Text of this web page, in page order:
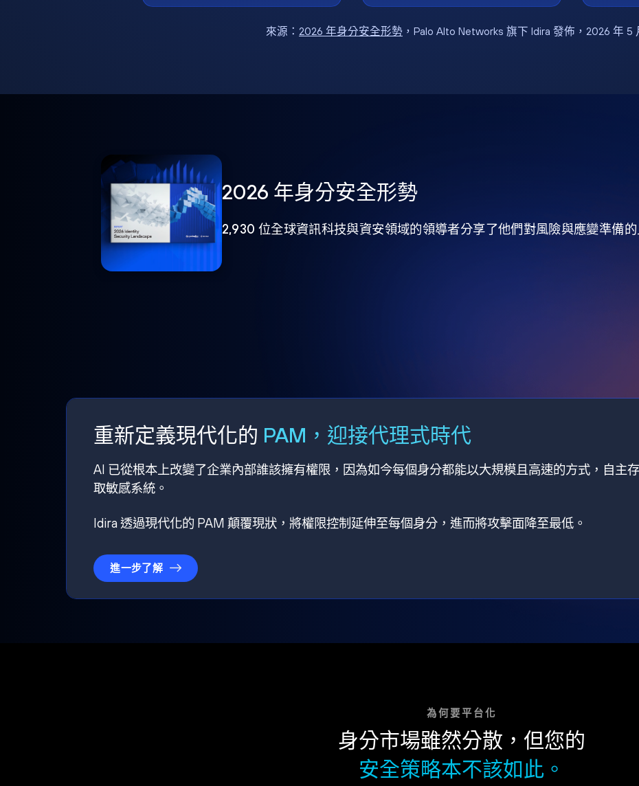
來源： 2026 年身分安全形勢，Palo Alto Networks 旗下 Idira 發佈，2026 年 5
2026 年身分安全形勢
2,930 位全球資訊科技與資安領域的領導者分享了他們對風險與應變準備的
重新定義現代化的 PAM，迎接代理式時代
AI 已從根本上改變了企業內部誰該擁有權限，因為如今每個身分都能以大規模且高速的方式，自主存
取敏感系統。
Idira 透過現代化的 PAM 顛覆現狀，將權限控制延伸至每個身分，進而將攻擊面降至最低。
進一步了解
為何要平台化
身分市場雖然分散，但您的
安全策略本不該如此。